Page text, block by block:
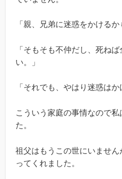
「親、兄弟に迷惑をかけるか
「そもそも不仲だし、死ね
い。」
「それでも、やはり迷惑はか
こういう家庭の事情なので
た。
祖父はもうこの世にいませ
ってくれました。